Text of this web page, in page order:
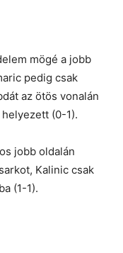
mögé a jobb
pedig csak
az ötös vonalán
(0-1).
jobb oldalán
Kalinic csak
(1-1).